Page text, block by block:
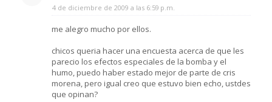
4 de diciembre de 2009 a las 6:59 p.m.
me alegro mucho por ellos.
chicos queria hacer una encuesta acerca de que les
parecio los efectos especiales de la bomba y el
humo, puedo haber estado mejor de parte de cris
morena, pero igual creo que estuvo bien echo, ustdes
que opinan?